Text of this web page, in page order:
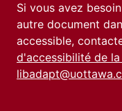
Si vous avez
autre document
accessible,
d'accessibilité de